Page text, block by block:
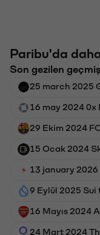
Paribu'da
Son gezilen
25 march 2025
16 may 2024 0x
29 Ekim 2024
15 Ocak 2024
13 january 2026
9 Eylül 2025 Sui
16 Mayıs 2024
24 Mart 2024